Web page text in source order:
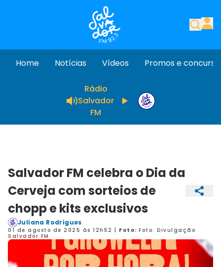
Home Notícias Vídeos Promos e
Rádio
Salvador
FM
Salvador FM celebra o Dia da
Cerveja com sorteios de
chopp e kits exclusivos
Juliana Rodrigues
01 de agosto de 2025 às 12h52 Foto: Foto: Divulgação
Salvador FM